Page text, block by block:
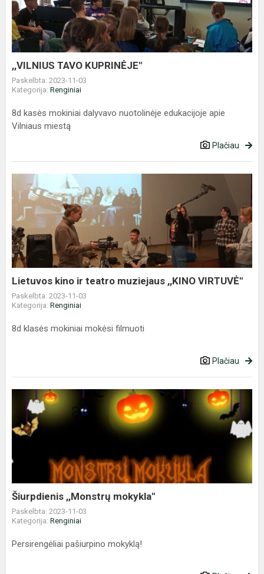
,,VILNIUS TAVO KUPRINĖJE"
Paskelbta: 2023-11-03
Kategorija: Renginiai
8d kasės mokiniai dalyvavo nuotolinėje edukacijoje apie
Vilniaus miestą
Plačiau
Lietuvos
kino
teatro
muziejaus
,,KINO
VIRTUVĖ"
Lietuvos kino ir teatro muziejaus ,,KINO VIRTUVĖ"
Paskelbta: 2023-11-03
Kategorija: Renginiai
8d klasės mokiniai mokėsi filmuoti
Plačiau
Šiurpdienis
,,Monstrų
mokykla"
Šiurpdienis ,,Monstrų mokykla"
Paskelbta: 2023-11-03
Kategorija: Renginiai
Persirengėliai pašiurpino mokyklą!